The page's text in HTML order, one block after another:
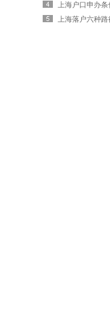
是什么
上海户口申办
才引进要求详解
上海落户六种